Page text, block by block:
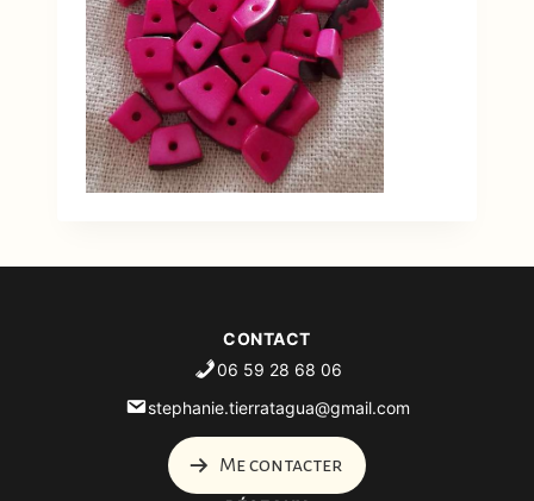
CONTACT
06 59 28 68 06
stephanie.tierratagua@gmail.com
Me contacter